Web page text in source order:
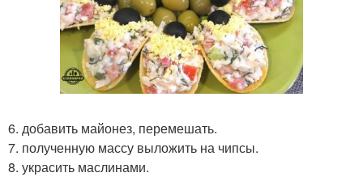
6. добавить майонез, перемешать.
7. полученную массу выложить на чипсы.
8. украсить маслинами.